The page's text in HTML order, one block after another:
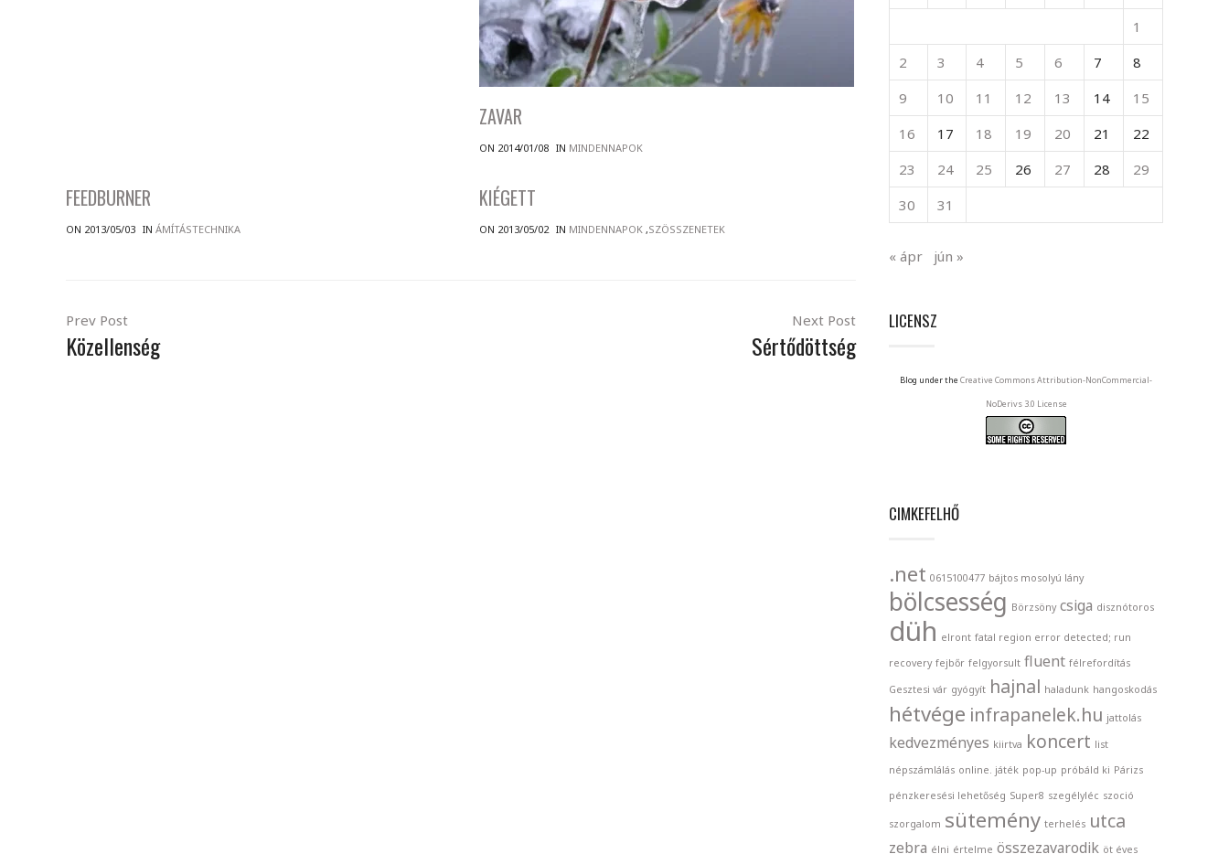
ZAVAR
ON 2014/01/08 IN MINDENNAPOK
FEEDBURNER
ON 2013/05/03 IN ÁMÍTÁSTECHNIKA
KIÉGETT
ON 2013/05/02 IN MINDENNAPOK ,SZÖSSZENETEK
Prev Post
Közellenség
Next Post
Sértődöttség
1
2
3 4 5 6 7
8
9
10 11 12 13 14
15
16
17 18 19 20 21
22
23
24 25 26 27 28
29
30
31
« ápr jún »
LICENSZ
Blog under the Creative Commons Attribution-NonCommercial-
NoDerivs 3.0 License
CIMKEFELHŐ
.net 0615100477 bájtos mosolyú lány
bölcsesség Börzsöny csiga disznótoros
düh elront fatal region error detected; run
recovery fejbőr felgyorsult fluent félrefordítás
Gesztesi vár gyógyít hajnal haladunk hangoskodás
hétvége infrapanelek.hu jattolás
kedvezményes kiirtva koncert list
népszámlálás online. játék pop-up próbáld ki Párizs
pénzkeresési lehetőség Super8 szegélyléc szoció
szorgalom sütemény terhelés utca
zebra élni értelme összezavarodik öt éves